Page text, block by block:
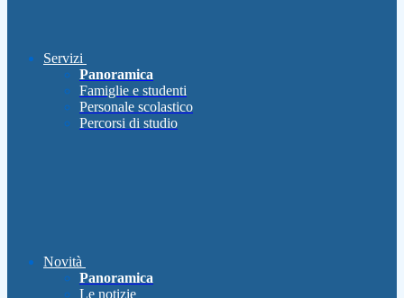
Servizi
Panoramica
Famiglie e studenti
Personale scolastico
Percorsi di studio
Novità
Panoramica
Le notizie